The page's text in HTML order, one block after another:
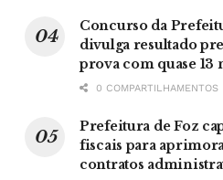
Concurso da
divulga resultado
prova com quase 13
0 COMPARTILHAMENTOS
Prefeitura de Foz
fiscais para
contratos